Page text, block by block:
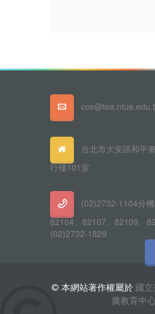
台北市大安區和平
行樓101室
(02)2732-1104分機
82104、82107、82109、
(02)2732-1829
© 本網站著作權屬於 國
廣教育中